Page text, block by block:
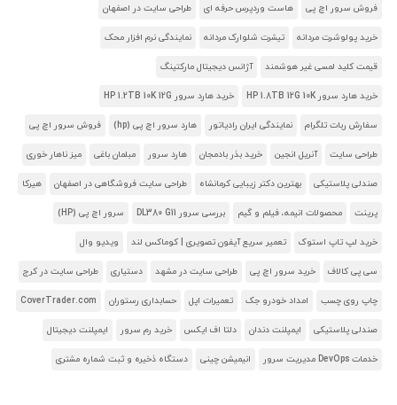
فروش سرور اچ پی هاست وردپرس حرفه ای طراحی سایت در اصفهان
خرید پولوشرت مردانه تیشرت شلوارک مردانه نمایندگی نرم افزار محک
قیمت کلید لمسی غیر هوشمند آژانس دیجیتال مارکتینگ
خرید هارد سرور HP 1.8TB 12G 10K خرید هارد سرور HP 1.2TB 10K 12G
سفارش ربات تلگرام نمایندگی ایران رادیاتور هارد سرور اچ پی (hp) فروش سرور اچ پی
طراحی سایت آنریل انجین خرید بذر بادمجان هارد سرور مبلمان باغی میز ناهار خوری
صندلی پلاستیکی بهترین دکتر زیبایی کرمانشاه طراحی سایت فروشگاهی در اصفهان هیرکا
پرینت محصولات انیمه، فیلم و گیم بررسی سرور DL380 G11 سرور اچ پی (HP)
خرید لپ تاپ استوک تعمیر سریع آیفون تصویری | کوماکس لند ویدیو وال
سی پی کالاف خرید سرور اچ پی طراحی سایت در مشهد دستیاری طراحی سایت در کرج
چاپ روی چسب امداد خودرو جک تعمیرات اپل حسابداری رستوران CoverTrader.com
صندلی پلاستیکی ایمپلنت دندان دلتا اف ایکس خرید رم سرور ایمپلنت دیجیتال
خدمات DevOps مدیریت سرور انیمیشن چینی دستگاه ذخیره و ثبت شماره مشتری